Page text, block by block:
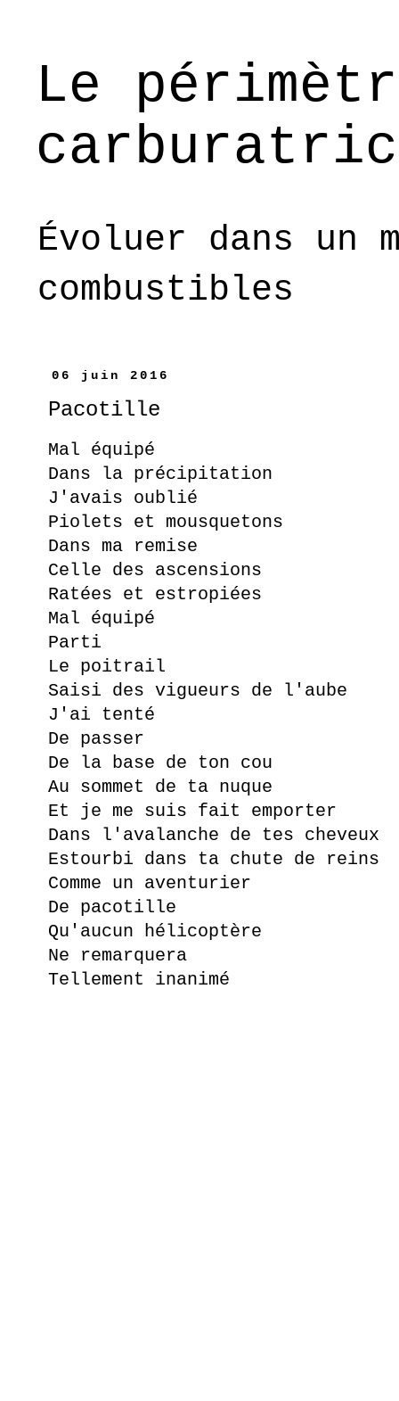
Le
Évoluer dans un
combustibles
06 juin 2016
Pacotille
Mal équipé
Dans la précipitation
J'avais oublié
Piolets et mousquetons
Dans ma remise
Celle des ascensions
Ratées et estropiées
Mal équipé
Parti
Le poitrail
Saisi des vigueurs de l'aube
J'ai tenté
De passer
De la base de ton cou
Au sommet de ta nuque
Et je me suis fait emporter
Dans l'avalanche de tes cheveux
Estourbi dans ta chute de reins
Comme un aventurier
De pacotille
Qu'aucun hélicoptère
Ne remarquera
Tellement inanimé